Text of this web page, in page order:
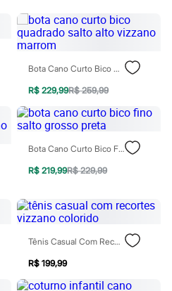
Bota Cano Curto Bico Quadrado Salto Alto Vizzano Marrom
R$ 229,99R$ 259,99
Bota Cano Curto Bico Fino Salto Grosso Preta
R$ 219,99R$ 229,99
Tênis Casual Com Recortes Vizzano Colorido
R$ 199,99